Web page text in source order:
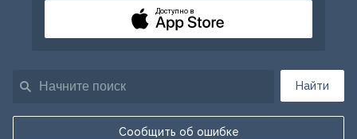
Найти
Сообщить об ошибке
Доступно в